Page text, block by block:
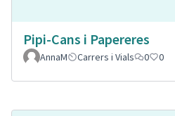
Pipi-Cans i Papereres
AnnaM
Carrers i Vials 0 0